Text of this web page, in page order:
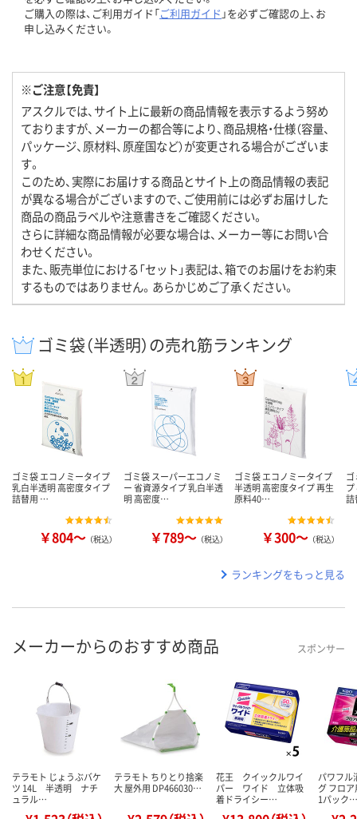
ご購入の際は、ご利用ガイド「ご利用ガイド 」を必ずご確認の上、お
申し込みください。
※ご注意【免責】
アスクルでは、サイト上に最新の商品情報を表示するよう努め
ておりますが、メーカーの都合等により、商品規格・仕様（容量、
パッケージ、原材料、原産国など）が変更される場合がございま
す。
このため、実際にお届けする商品とサイト上の商品情報の表記
が異なる場合がございますので、ご使用前には必ずお届けした
商品の商品ラベルや注意書きをご確認ください。
さらに詳細な商品情報が必要な場合は、メーカー等にお問い合
わせください。
また、販売単位における「セット」表記は、箱でのお届けをお約束
するものではありません。あらかじめご了承ください。
ゴミ袋（半透明）の売れ筋ランキング
ゴミ袋 エコノミータイプ
乳白半透明 高密度タイプ
詰替用 …
￥804～ （税込）
ゴミ袋 スーパーエコノミ
ー 省資源タイプ 乳白半透
明 高密度…
￥789～ （税込）
ゴミ袋 エコノミータイプ
半透明 高密度タイプ 再生
原料40…
￥300～ （税込）
ランキングをもっと見る
メーカーからのおすすめ商品 スポンサー
テラモト じょうぶバケ
ツ 14L 半透明 ナチ
ュラル…
テラモト ちりとり捨楽
大 屋外用 DP466030…
花王 クイックルワイ
パー ワイド 立体吸
着ドライシー…
パワフル
グ フロ
1パック…